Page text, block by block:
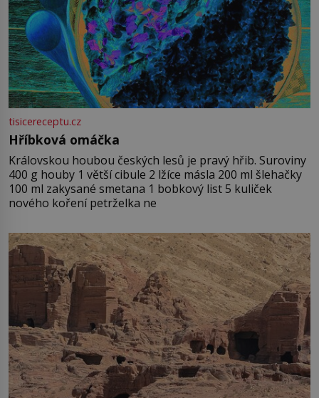
tisicereceptu.cz
Hříbková omáčka
Královskou houbou českých lesů je pravý hřib. Suroviny
400 g houby 1 větší cibule 2 lžíce másla 200 ml šlehačky
100 ml zakysané smetana 1 bobkový list 5 kuliček
nového koření petrželka ne